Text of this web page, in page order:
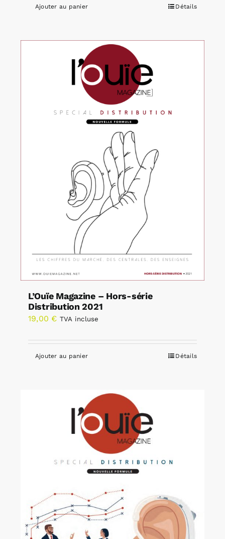
Ajouter au panier Détails
L’Ouïe Magazine – Hors-série
Distribution 2021
19,00 € TVA incluse
Ajouter au panier Détails